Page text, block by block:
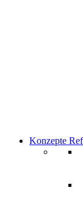
Konzepte